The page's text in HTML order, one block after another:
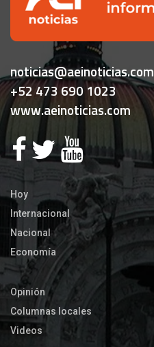
noticias@aeinoticias.com
+52 473 690 1023
www.aeinoticias.com
Hoy
Internacional
Nacional
Economía
Opinión
Columnas locales
Videos